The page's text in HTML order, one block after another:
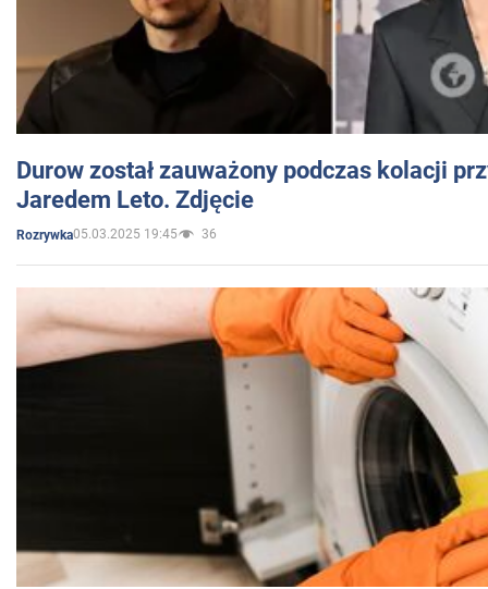
Durow został zauważony podczas kolacji
Jaredem Leto. Zdjęcie
Rozrywka05.03.2025 19:45 36